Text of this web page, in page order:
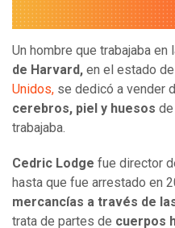
Un hombre que trabajaba en
de Harvard, en el estado
Unidos, se dedicó a vender
cerebros, piel y huesos
trabajaba.
Cedric Lodge fue director
hasta que fue arrestado en
mercancías a través de
trata de partes de cuerpos